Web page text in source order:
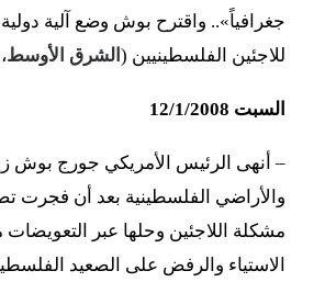
جغرافياً».. واقترح بوش وضع آلية
للاجئين الفلسطينيين ( الشرق الأوسط
السبت 12/1/2008
– أنهى الرئيس الأمريكي جورج بوش
والأراضي الفلسطينية بعد أن فجرت
مشكلة اللاجئين وحلها عبر
الاستياء والرفض على الصعيد